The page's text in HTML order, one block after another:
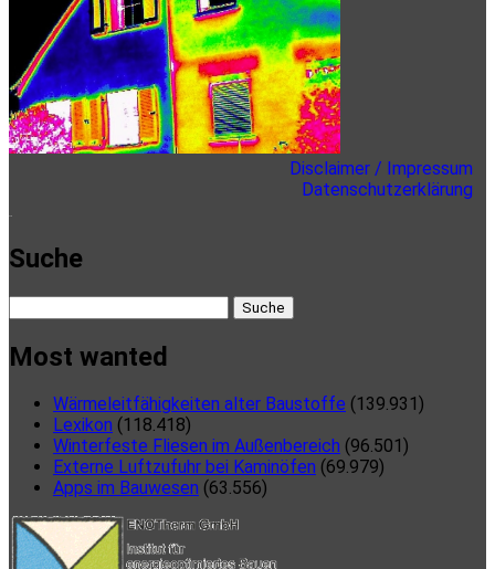
Disclaimer / Impressum
Datenschutzerklärung
Suche
nach:
Most wanted
Wärmeleitfähigkeiten alter Baustoffe (139.931)
Lexikon (118.418)
Winterfeste Fliesen im Außenbereich (96.501)
Externe Luftzufuhr bei Kaminöfen (69.979)
Apps im Bauwesen (63.556)